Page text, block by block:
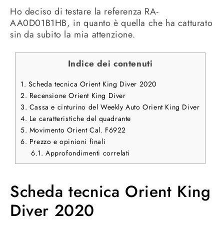
Ho deciso di testare la referenza RA-
AA0D01B1HB, in quanto è quella che ha catturato
sin da subito la mia attenzione.
Indice dei contenuti
1. Scheda tecnica Orient King Diver 2020
2. Recensione Orient King Diver
3. Cassa e cinturino del Weekly Auto Orient King Diver
4. Le caratteristiche del quadrante
5. Movimento Orient Cal. F6922
6. Prezzo e opinioni finali
6.1. Approfondimenti correlati
Scheda tecnica Orient King
Diver 2020